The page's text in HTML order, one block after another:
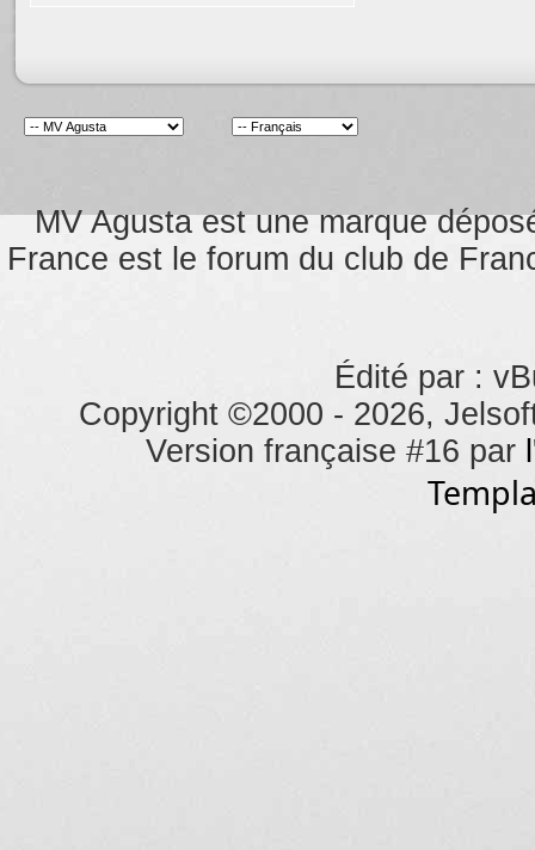
MV Agusta est une marque
France est le forum du club de
Édité par :
Copyright ©2000 - 2026,
Version française #16 par